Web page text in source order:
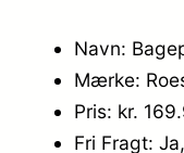
Navn:
Mærke:
Pris: kr.
Fri Fragt: